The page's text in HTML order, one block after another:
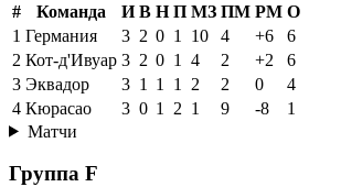
# Команда И В Н П МЗ ПМ РМ О
1 Германия 3 2 0 1 10 4 +6
6
2 Кот-д'Ивуар 3 2 0 1 4 2 +2
6
3 Эквадор 3 1 1 1 2 2 0
4
4 Кюрасао 3 0 1 2 1 9 -8
1
Матчи
Группа F